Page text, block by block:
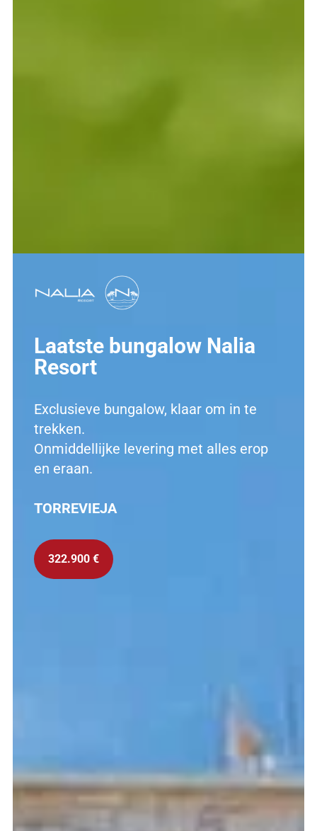
Laatste bungalow Nalia
Resort
Exclusieve bungalow, klaar om in te
trekken.
Onmiddellijke levering met alles erop
en eraan.
TORREVIEJA
322.900 €